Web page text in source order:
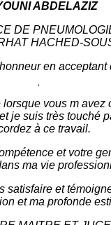
ABDELAZIZ
DE
HACHED-
en acceptant
vous m avez
je suis très touché
à ce travail.
et votre
ma vie
satisfaire et
et ma profonde